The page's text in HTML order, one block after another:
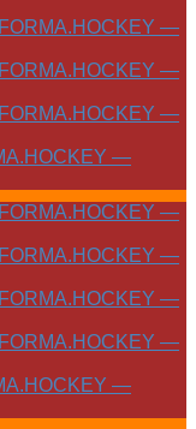
—
—
—
—
—
—
—
—
—